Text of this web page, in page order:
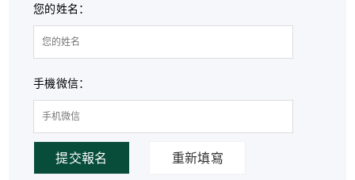
您的姓名：
手機微信：
提交報名 重新填寫